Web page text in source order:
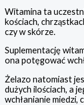
Witamina ta
kościach,
czy w skórze.
Suplementację
ona potęgować
Żelazo natomiast
dużych ilościach, a
wchłanianie miedzi,